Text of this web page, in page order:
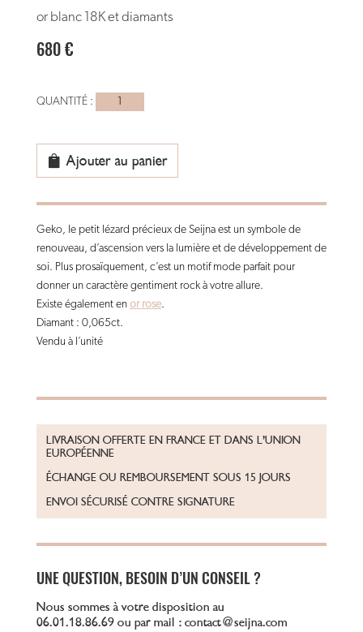
or blanc 18K et diamants
680€
quantité
Oreille
or
geko
Ajouter au panier
Geko, le petit lézard précieux de Seijna est un symbole de
renouveau, d’ascension vers la lumière et de développement de
soi. Plus prosaïquement, c’est un motif mode parfait pour
donner un caractère gentiment rock à votre allure.
Existe également en or rose.
Diamant : 0,065ct.
Vendu à l’unité
LIVRAISON OFFERTE EN FRANCE ET DANS L’UNION
EUROPÉENNE
ÉCHANGE OU REMBOURSEMENT SOUS 15 JOURS
ENVOI SÉCURISÉ CONTRE SIGNATURE
UNE QUESTION, BESOIN D’UN CONSEIL ?
Nous sommes à votre disposition au
06.01.18.86.69 ou par mail : contact@seijna.com